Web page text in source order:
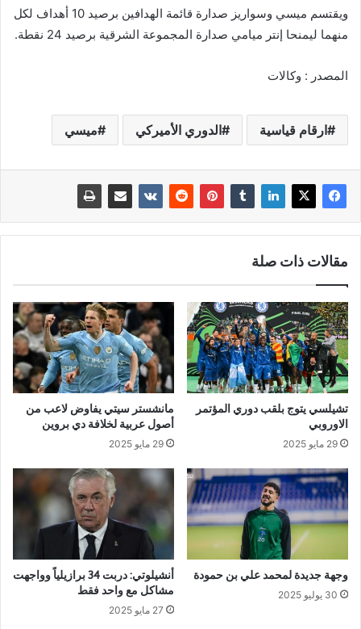
ويقتسم ميسي وسواريز صدارة قائمة الهدافين برصيد 10 أهداف لكل
منهما ليمنحا إنتر ميامي صدارة المجموعة الشرقية برصيد 24 نقطة.
المصدر : وكالات
ارقام قياسية الدوري الأميركي ميسي
مقالات ذات صلة
تشيلسي يتوج بلقب دوري المؤتمر
الاوروبي
29 مايو 2025
مانشستر سيتي يفاوض لاعب من
أصول عربية لخلافة دي بروين
29 مايو 2025
وجهة جديدة لمحمد علي بن حمودة
30 يوليو 2025
أنشيلوتي: دربت 34 برازيلياً وواجهت
مشاكل مع واحد فقط
27 مايو 2025